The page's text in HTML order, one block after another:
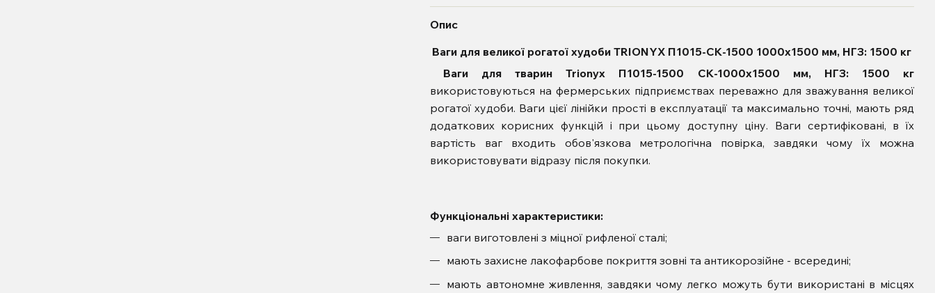
Опис
Ваги для великої рогатої худоби TRIONYX П1015-СК-1500 1000х1500 мм, НГЗ: 1500 кг
Ваги для тварин Trionyx П1015-1500 СК-1000х1500 мм, НГЗ: 1500 кг
використовуються на фермерських підприємствах переважно для зважування великої
рогатої худоби. Ваги цієї лінійки прості в експлуатації та максимально точні, мають ряд
додаткових корисних функцій і при цьому доступну ціну. Ваги сертифіковані, в їх
вартість ваг входить обов'язкова метрологічна повірка, завдяки чому їх можна
використовувати відразу після покупки.
Функціональні характеристики:
ваги виготовлені з міцної рифленої сталі;
мають захисне лакофарбове покриття зовні та антикорозійне - всередині;
мають автономне живлення, завдяки чому легко можуть бути використані в місцях